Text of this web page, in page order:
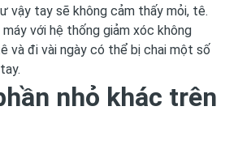
vậy tay sẽ không cảm thấy mỏi, tê.
với hệ thống giảm xóc không
và đi vài ngày có thể bị chai một số
nhỏ khác trên